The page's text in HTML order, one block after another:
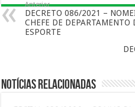
Anterior
DECRETO 086/2021 –
CHEFE DE DEPARTAMENTO
ESPORTE
Notícias Relacionadas